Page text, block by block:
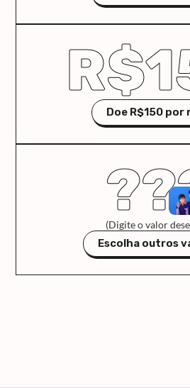
Doe R$150 por
(Digite o valor
Escolha outros